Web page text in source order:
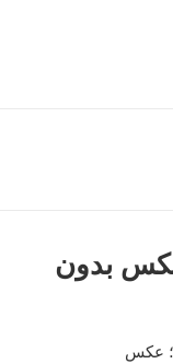
بدون
؛ عکس